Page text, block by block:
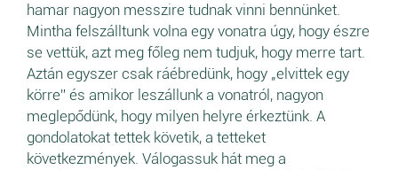
hamar nagyon messzire tudnak vinni bennünket.
Mintha felszálltunk volna egy vonatra úgy, hogy észre
se vettük, azt meg főleg nem tudjuk, hogy merre tart.
Aztán egyszer csak ráébredünk, hogy „elvittek egy
körre” és amikor leszállunk a vonatról, nagyon
meglepődünk, hogy milyen helyre érkeztünk. A
gondolatokat tettek követik, a tetteket
következmények. Válogassuk hát meg a